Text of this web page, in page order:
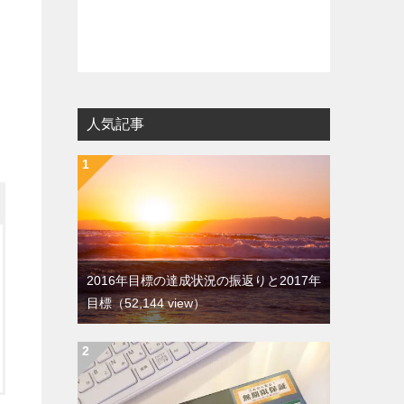
人気記事
2016年目標の達成状況の振返りと2017年
目標（52,144 view）